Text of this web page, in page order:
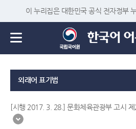
이 누리집은 대한민국 공식 전자정부
외래어 표기법
[시행 2017. 3. 28.] 문화체육관광부 고시